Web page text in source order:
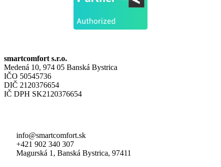
smartcomfort s.r.o.
Medená 10, 974 05 Banská Bystrica
IČO 50545736
DIČ 2120376654
IČ DPH SK2120376654
info@smartcomfort.sk
+421 902 340 307
Magurská 1, Banská Bystrica, 97411